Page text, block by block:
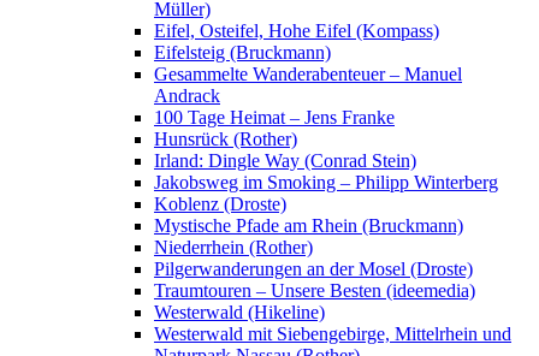
Müller)
Eifel, Osteifel, Hohe Eifel (Kompass)
Eifelsteig (Bruckmann)
Gesammelte Wanderabenteuer – Manuel
Andrack
100 Tage Heimat – Jens Franke
Hunsrück (Rother)
Irland: Dingle Way (Conrad Stein)
Jakobsweg im Smoking – Philipp Winterberg
Koblenz (Droste)
Mystische Pfade am Rhein (Bruckmann)
Niederrhein (Rother)
Pilgerwanderungen an der Mosel (Droste)
Traumtouren – Unsere Besten (ideemedia)
Westerwald (Hikeline)
Westerwald mit Siebengebirge, Mittelrhein und